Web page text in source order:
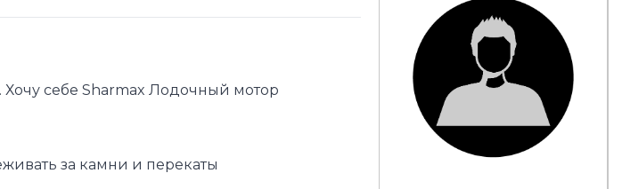
Хочу себе Sharmax Лодочный мотор
за камни и перекаты